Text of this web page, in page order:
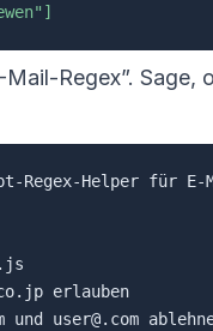
Mail-Regex”.
Regex-Helper für E-
erlauben
und user@.com